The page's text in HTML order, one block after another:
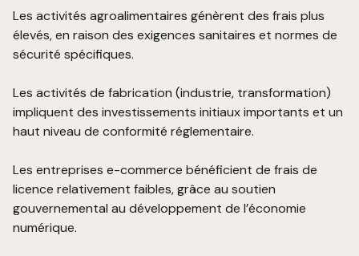
Les activités agroalimentaires génèrent des frais plus
élevés, en raison des exigences sanitaires et normes de
sécurité spécifiques.
Les activités de fabrication (industrie, transformation)
impliquent des investissements initiaux importants et un
haut niveau de conformité réglementaire.
Les entreprises e-commerce bénéficient de frais de
licence relativement faibles, grâce au soutien
gouvernemental au développement de l’économie
numérique.